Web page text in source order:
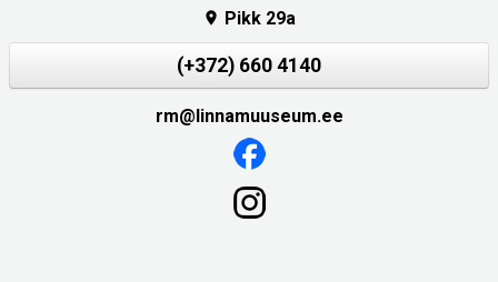
 Pikk 29a
(+372) 660 4140
rm@linnamuuseum.ee